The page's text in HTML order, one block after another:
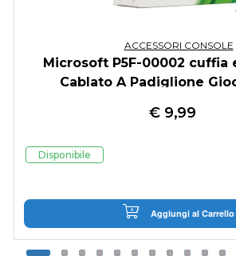
ACCESSORI CONSOLE
Microsoft P5F-00002 cuffia
Cablato A Padiglione
€ 9,99
Disponibile
Aggiungi al Carrello